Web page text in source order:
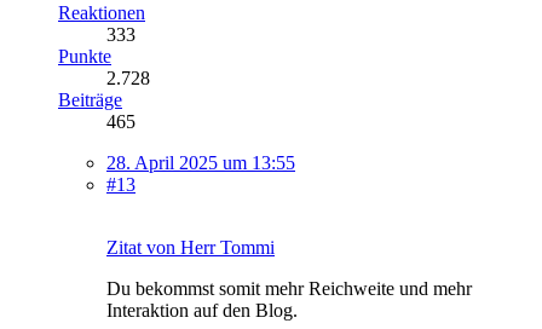
Reaktionen
333
Punkte
2.728
Beiträge
465
28. April 2025 um 13:55
#13
Zitat von Herr Tommi
Du bekommst somit mehr Reichweite und mehr
Interaktion auf den Blog.